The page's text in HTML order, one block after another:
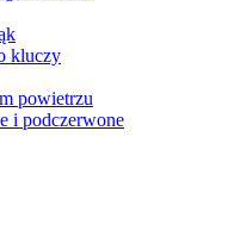
kluczy
powietrzu
i podczerwone